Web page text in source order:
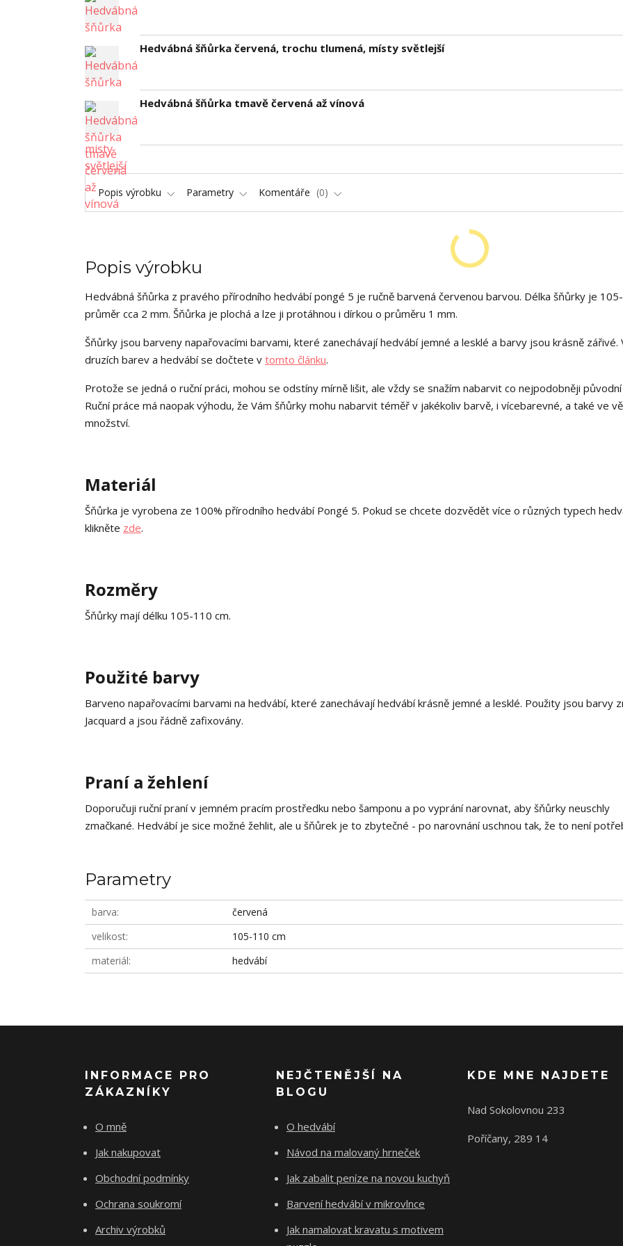
Hedvábná šňůrka červená, trochu tlumená, místy světlejší
Hedvábná šňůrka tmavě červená až vínová
Popis výrobku Parametry Komentáře 0
Popis výrobku
Hedvábná šňůrka z pravého přírodního hedvábí pongé 5 je ručně barvená červenou barvou. Délka šňůrky je
průměr cca 2 mm. Šňůrka je plochá a lze ji protáhnou i dírkou o průměru 1 mm.
Šňůrky jsou barveny napařovacími barvami, které zanechávají hedvábí jemné a lesklé a barvy jsou krásně zářivé.
druzích barev a hedvábí se dočtete v tomto článku.
Protože se jedná o ruční práci, mohou se odstíny mírně lišit, ale vždy se snažím nabarvit co nejpodobněji
Ruční práce má naopak výhodu, že Vám šňůrky mohu nabarvit téměř v jakékoliv barvě, i vícebarevné, a také ve
množství.
Materiál
Šňůrka je vyrobena ze 100% přírodního hedvábí Pongé 5. Pokud se chcete dozvědět více o různých typech
klikněte zde.
Rozměry
Šňůrky mají délku 105-110 cm.
Použité barvy
Barveno napařovacími barvami na hedvábí, které zanechávají hedvábí krásně jemné a lesklé. Použity jsou barvy
Jacquard a jsou řádně zafixovány.
Praní a žehlení
Doporučuji ruční praní v jemném pracím prostředku nebo šamponu a po vyprání narovnat, aby šňůrky neuschly
zmačkané. Hedvábí je sice možné žehlit, ale u šňůrek je to zbytečné - po narovnání uschnou tak, že to není
Parametry
barva
červená
velikost
105-110 cm
materiál
hedvábí
INFORMACE PRO
ZÁKAZNÍKY
O mně
Jak nakupovat
Obchodní podmínky
Ochrana soukromí
Archiv výrobků
NEJČTENĚJŠÍ NA
BLOGU
O hedvábí
Návod na malovaný hrneček
Jak zabalit peníze na novou kuchyň
Barvení hedvábí v mikrovlnce
Jak namalovat kravatu s motivem
KDE MNE NAJDETE
Nad Sokolovnou 233
Poříčany, 289 14